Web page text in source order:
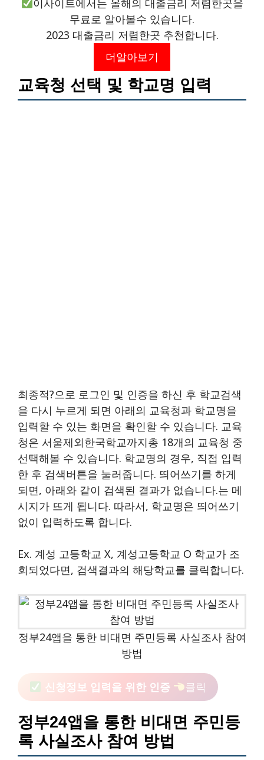
이사이트에서는 올해의 대출금리 저렴한곳을
무료로 알아볼수 있습니다.
2023 대출금리 저렴한곳 추천합니다.
더알아보기
교육청 선택 및 학교명 입력
최종적?으로 로그인 및 인증을 하신 후 학교검색
을 다시 누르게 되면 아래의 교육청과 학교명을
입력할 수 있는 화면을 확인할 수 있습니다. 교육
청은 서울제외한국학교까지총 18개의 교육청 중
선택해볼 수 있습니다. 학교명의 경우, 직접 입력
한 후 검색버튼을 눌러줍니다. 띄어쓰기를 하게
되면, 아래와 같이 검색된 결과가 없습니다.는 메
시지가 뜨게 됩니다. 따라서, 학교명은 띄어쓰기
없이 입력하도록 합니다.
Ex. 계성 고등학교 X, 계성고등학교 O 학교가 조
회되었다면, 검색결과의 해당학교를 클릭합니다.
정부24앱을 통한 비대면 주민등록 사실조사 참여
방법
신청정보 입력을 위한 인증 클릭
정부24앱을 통한 비대면 주민등
록 사실조사 참여 방법